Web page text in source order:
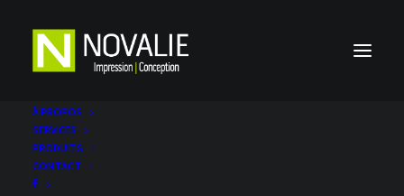
À PROPOS
SERVICES
PRODUITS
CONTACT